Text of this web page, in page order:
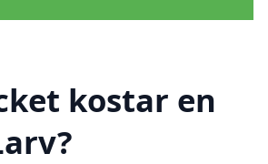
kostar en